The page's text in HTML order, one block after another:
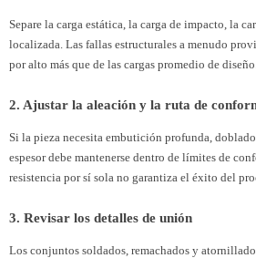
Separe la carga estática, la carga de impacto, la
localizada. Las fallas estructurales a menudo
por alto más que de las cargas promedio de diseño.
2. Ajustar la aleación y la ruta de
Si la pieza necesita embutición profunda,
espesor debe mantenerse dentro de límites de
resistencia por sí sola no garantiza el éxito del
3. Revisar los detalles de unión
Los conjuntos soldados, remachados y